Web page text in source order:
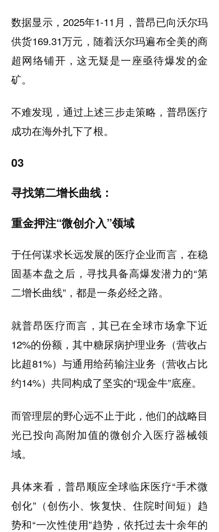
数据显示，2025年1-11月，普昂已向沃尔玛
供货169.31万元，随着沃尔玛遍布全美的商
超网络铺开，这无疑是一座亟待爆发的金
矿。
不难发现，通过上述三步走策略，普昂医疗
成功在海外扎下了根。
03
寻找第二增长曲线：
重金押注“微创介入”领域
于任何谋求长远发展的医疗企业而言，在稳
固基本盘之后，寻找具备高爆发潜力的“第
二增长曲线”，都是一条必经之路。
就普昂医疗而言，其已在全球市场拿下近
12%的份额，其中糖尿病护理业务（营收占
比超81%）与通用给药输注业务（营收占比
约14%）共同构成了坚实的“现金牛”底座。
而管理层的野心远不止于此，他们的战略目
光已投向高附加值的微创介入医疗器械领
域。
具体来看，普昂顺应全球临床医疗“手术微
创化”（创伤小、恢复快、住院时间短）趋
势和“一次性使用”趋势，依托过去十余年的